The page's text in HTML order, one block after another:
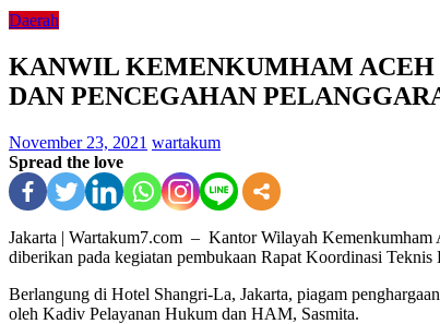
Daerah
KANWIL KEMENKUMHAM ACEH
DAN PENCEGAHAN
November 23, 2021 wartakum
Spread the love
Jakarta | Wartakum7.com – Kantor Wilayah Kemenkumham
diberikan pada kegiatan pembukaan Rapat Koordinasi
Berlangung di Hotel Shangri-La, Jakarta, piagam
oleh Kadiv Pelayanan Hukum dan HAM, Sasmita.